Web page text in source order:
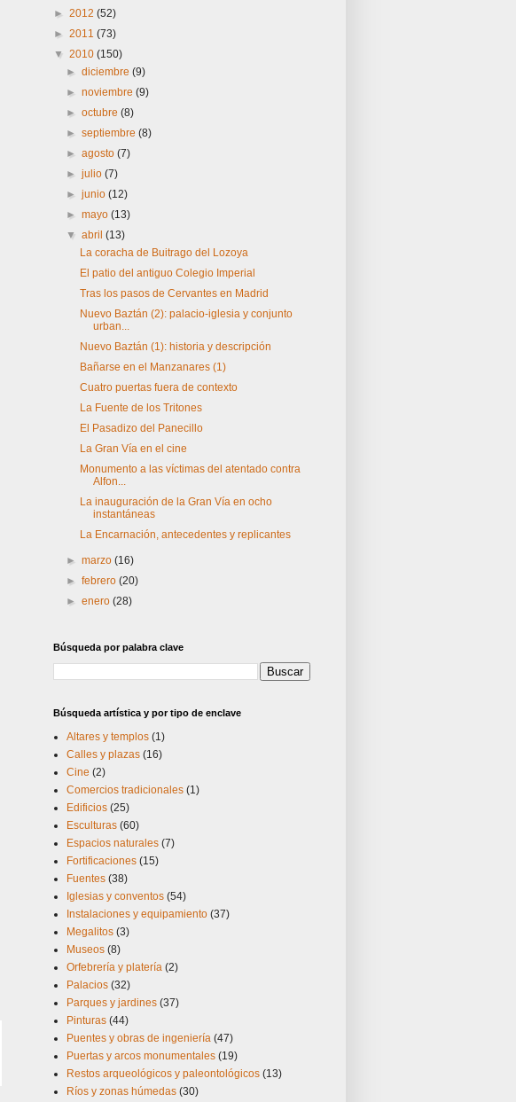
► 2012 (52)
► 2011 (73)
▼ 2010 (150)
►diciembre(9)
►noviembre(9)
►octubre(8)
►septiembre(8)
►agosto(7)
►julio(7)
►junio(12)
►mayo(13)
▼abril(13)
La coracha de Buitrago del Lozoya
El patio del antiguo Colegio Imperial
Tras los pasos de Cervantes en Madrid
Nuevo Baztán (2): palacio-iglesia y conjunto
urban...
Nuevo Baztán (1): historia y descripción
Bañarse en el Manzanares (1)
Cuatro puertas fuera de contexto
La Fuente de los Tritones
El Pasadizo del Panecillo
La Gran Vía en el cine
Monumento a las víctimas del atentado contra
Alfon...
La inauguración de la Gran Vía en ocho
instantáneas
La Encarnación, antecedentes y replicantes
►marzo(16)
►febrero(20)
►enero(28)
Búsqueda por palabra clave
Búsqueda artística y por tipo de enclave
Altares y templos (1)
Calles y plazas (16)
Cine (2)
Comercios tradicionales (1)
Edificios (25)
Esculturas (60)
Espacios naturales (7)
Fortificaciones (15)
Fuentes (38)
Iglesias y conventos (54)
Instalaciones y equipamiento (37)
Megalitos (3)
Museos (8)
Orfebrería y platería (2)
Palacios (32)
Parques y jardines (37)
Pinturas (44)
Puentes y obras de ingeniería (47)
Puertas y arcos monumentales (19)
Restos arqueológicos y paleontológicos (13)
Ríos y zonas húmedas (30)